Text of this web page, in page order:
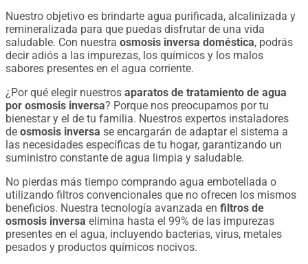
Nuestro objetivo es brindarte agua purificada, alcalinizada y
remineralizada para que puedas disfrutar de una vida
saludable. Con nuestra osmosis inversa doméstica, podrás
decir adiós a las impurezas, los químicos y los malos
sabores presentes en el agua corriente.
¿Por qué elegir nuestros aparatos de tratamiento de agua
por osmosis inversa? Porque nos preocupamos por tu
bienestar y el de tu familia. Nuestros expertos instaladores
de osmosis inversa se encargarán de adaptar el sistema a
las necesidades específicas de tu hogar, garantizando un
suministro constante de agua limpia y saludable.
No pierdas más tiempo comprando agua embotellada o
utilizando filtros convencionales que no ofrecen los mismos
beneficios. Nuestra tecnología avanzada en filtros de
osmosis inversa elimina hasta el 99% de las impurezas
presentes en el agua, incluyendo bacterias, virus, metales
pesados ​​y productos químicos nocivos.